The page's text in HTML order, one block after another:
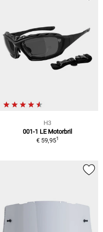
H3
001-1 LE Motorbril
€ 59,951